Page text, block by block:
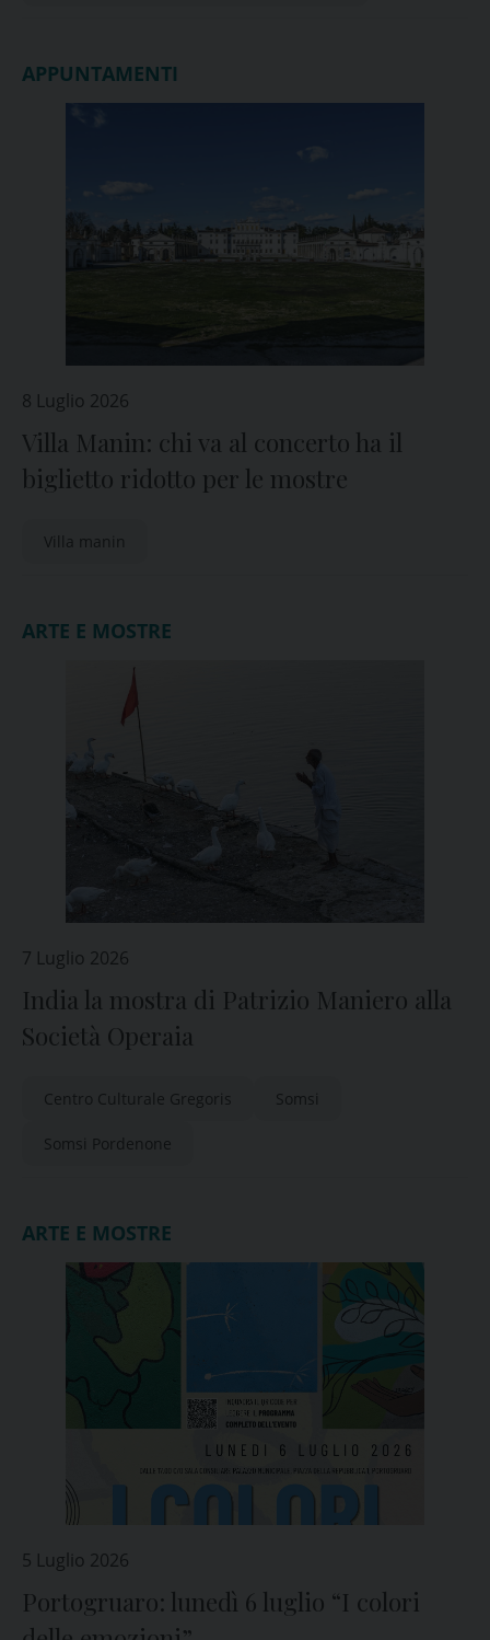
APPUNTAMENTI
8 Luglio 2026
Villa Manin: chi va al concerto ha il
biglietto ridotto per le mostre
Villa manin
ARTE E MOSTRE
7 Luglio 2026
India la mostra di Patrizio Maniero alla
Società Operaia
Centro Culturale Gregoris Somsi
Somsi Pordenone
ARTE E MOSTRE
5 Luglio 2026
Portogruaro: lunedì 6 luglio “I colori